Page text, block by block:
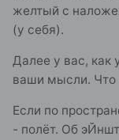
желтый с
(у себя).
Далее у вас,
ваши мысли. Что
Если по
- полёт. Об